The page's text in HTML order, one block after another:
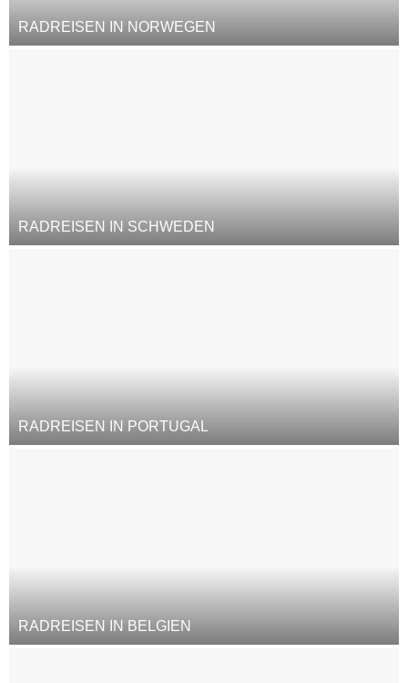
RADREISEN IN NORWEGEN
RADREISEN IN SCHWEDEN
RADREISEN IN PORTUGAL
RADREISEN IN BELGIEN